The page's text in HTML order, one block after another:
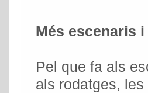
Més escenaris
Pel que fa als
als rodatges,